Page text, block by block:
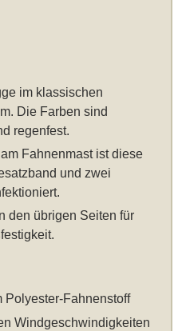
im klassischen
. Die Farben sind
regenfest.
Fahnenmast ist diese
und zwei
den übrigen Seiten für
Polyester-Fahnenstoff
Windgeschwindigkeiten